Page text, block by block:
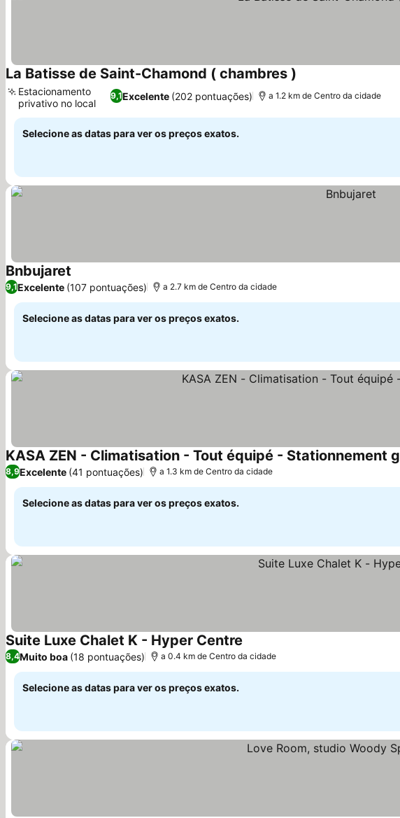
La Batisse de Saint-Chamond ( chambres )
9,1Excelente (202 pontuações)
Estacionamento
privativo no local
a 1.2 km de Centro da cidade
Selecione as datas para ver os preços exatos.
Bnbujaret
9,1Excelente (107 pontuações) a 2.7 km de Centro da cidade
Selecione as datas para ver os preços exatos.
KASA ZEN - Climatisation - Tout équipé - Stationnement
8,9Excelente (41 pontuações) a 1.3 km de Centro da cidade
Selecione as datas para ver os preços exatos.
Suite Luxe Chalet K - Hyper Centre
8,4Muito boa (18 pontuações) a 0.4 km de Centro da cidade
Selecione as datas para ver os preços exatos.